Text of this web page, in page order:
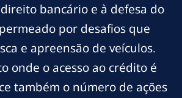
bancário e à defesa do
por desafios que
e apreensão de veículos.
onde o acesso ao crédito é
também o número de ações